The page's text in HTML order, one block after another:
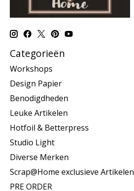
Categorieën
Workshops
Design Papier
Benodigdheden
Leuke Artikelen
Hotfoil & Betterpress
Studio Light
Diverse Merken
Scrap@Home exclusieve Artikelen
PRE ORDER